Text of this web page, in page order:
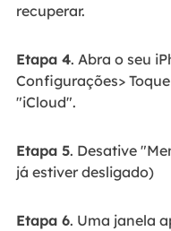
recuperar.
Etapa 4. Abra o seu
Configurações>
"iCloud".
Etapa 5. Desative
já estiver desligado)
Etapa 6. Uma janela